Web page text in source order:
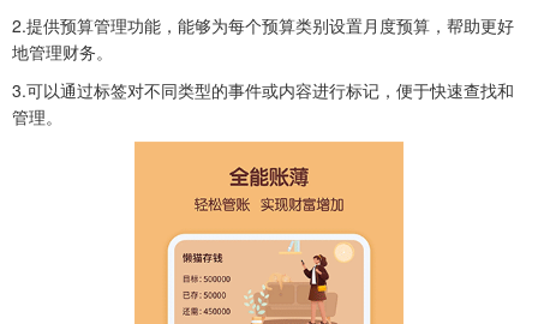
2.提供预算管理功能，能够为每个预算类别设置月度预算，帮助更好
地管理财务。
3.可以通过标签对不同类型的事件或内容进行标记，便于快速查找和
管理。